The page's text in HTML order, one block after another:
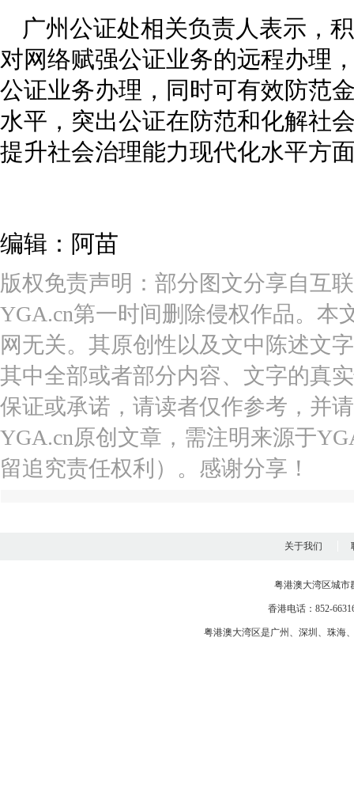
广州公证处相关负责人表示，
对网络赋强公证业务的远程办理
公证业务办理，同时可有效防范
水平，突出公证在防范和化解社
提升社会治理能力现代化水平方
编辑：阿苗
版权免责声明：部分图文分享自互
YGA.cn第一时间删除侵权作品。本
网无关。其原创性以及文中陈述文
其中全部或者部分内容、文字的真
保证或承诺，请读者仅作参考，并
YGA.cn原创文章，需注明来源于
留追究责任权利）。感谢分享！
关于我们
粤港澳大湾区城市
香港电话：852-
粤港澳大湾区是广州 、 深圳 、 珠海